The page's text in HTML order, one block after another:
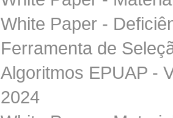
White Paper -
Ferramenta de
Algoritmos EPUAP -
2024